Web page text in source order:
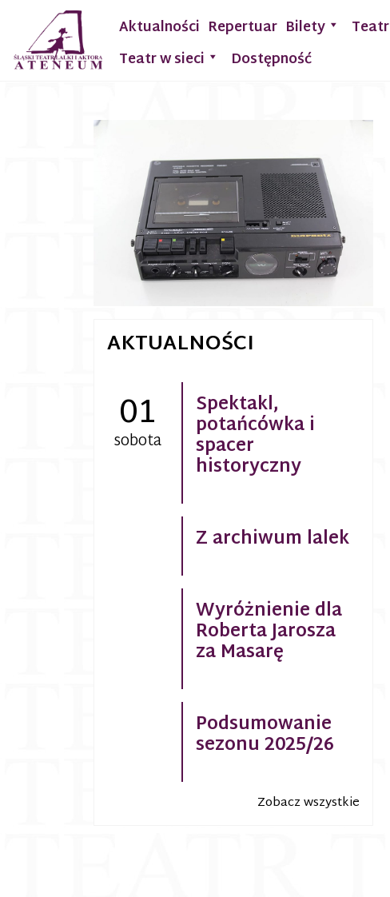
Aktualności Repertuar Bilety Teatr
Teatr w sieci
Dostępność
AKTUALNOŚCI
01
sobota
Spektakl,
potańcówka i
spacer
historyczny
Z archiwum lalek
Wyróżnienie dla
Roberta Jarosza
za Masarę
Podsumowanie
sezonu 2025/26
Zobacz wszystkie